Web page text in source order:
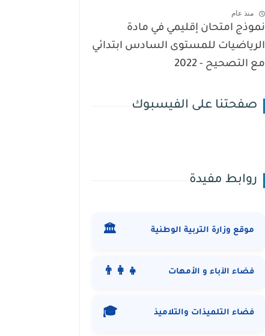
منذ عام
نموذج امتحان إقليمي في مادة
الرياضيات للمستوى السادس ابتدائي
مع التصحيح - 2022
صفحتنا على الفيسبوك
روابط مفيدة
موقع وزارة التربية الوطنية 🏛️
فضاء الآباء و الأمهات 👨‍👩‍👧
فضاء التلميذات والتلاميذ 🎓